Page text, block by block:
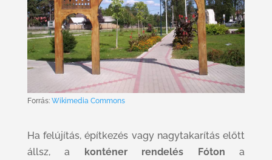
Forrás: Wikimedia Commons
Ha felújítás, építkezés vagy nagytakarítás előtt
állsz, a konténer rendelés Fóton a